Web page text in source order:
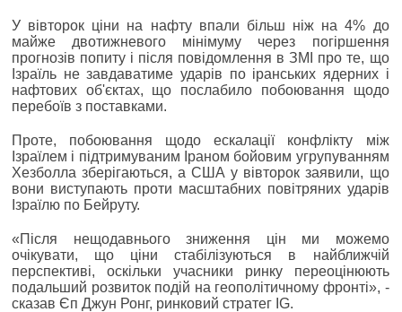
У вівторок ціни на нафту впали більш ніж на 4% до
майже двотижневого мінімуму через погіршення
прогнозів попиту і після повідомлення в ЗМІ про те, що
Ізраїль не завдаватиме ударів по іранських ядерних і
нафтових об'єктах, що послабило побоювання щодо
перебоїв з поставками.
Проте, побоювання щодо ескалації конфлікту між
Ізраїлем і підтримуваним Іраном бойовим угрупуванням
Хезболла зберігаються, а США у вівторок заявили, що
вони виступають проти масштабних повітряних ударів
Ізраїлю по Бейруту.
«Після нещодавнього зниження цін ми можемо
очікувати, що ціни стабілізуються в найближчій
перспективі, оскільки учасники ринку переоцінюють
подальший розвиток подій на геополітичному фронті», -
сказав Єп Джун Ронг, ринковий стратег IG.